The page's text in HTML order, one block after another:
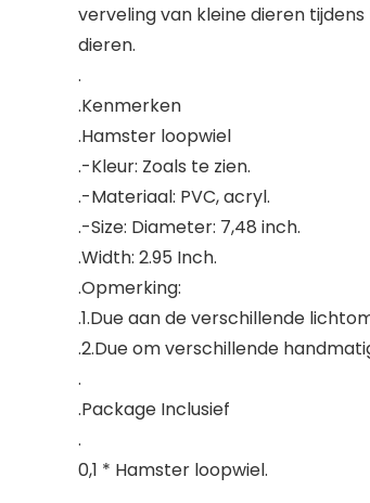
verveling van kleine dieren
dieren.
.
.Kenmerken
.Hamster loopwiel
.-Kleur: Zoals te zien.
.-Materiaal: PVC, acryl.
.-Size: Diameter: 7,48 inch.
.Width: 2.95 Inch.
.Opmerking:
.1.Due aan de verschillende
.2.Due om verschillende
.
.Package Inclusief
.
0,1 * Hamster loopwiel.